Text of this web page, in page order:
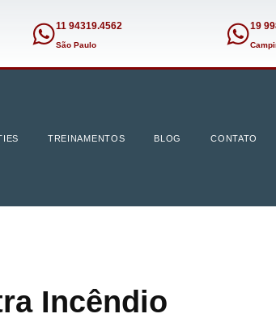
11 94319.4562
São Paulo
19
TREINAMENTOS BLOG CONTATO
Incêndio